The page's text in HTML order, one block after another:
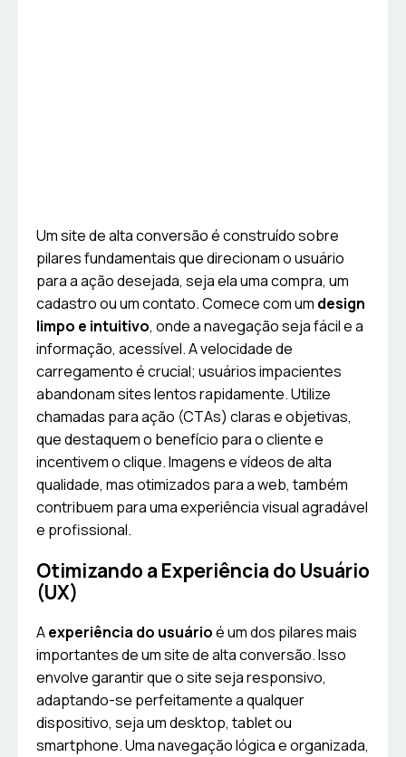
Um site de alta conversão é construído sobre
pilares fundamentais que direcionam o usuário
para a ação desejada, seja ela uma compra, um
cadastro ou um contato. Comece com um design
limpo e intuitivo, onde a navegação seja fácil e a
informação, acessível. A velocidade de
carregamento é crucial; usuários impacientes
abandonam sites lentos rapidamente. Utilize
chamadas para ação (CTAs) claras e objetivas,
que destaquem o benefício para o cliente e
incentivem o clique. Imagens e vídeos de alta
qualidade, mas otimizados para a web, também
contribuem para uma experiência visual agradável
e profissional.
Otimizando a Experiência do Usuário
(UX)
Aexperiência do usuárioé um dos pilares mais
importantes de um site de alta conversão. Isso
envolve garantir que o site seja responsivo,
adaptando-se perfeitamente a qualquer
dispositivo, seja um desktop, tablet ou
smartphone. Uma navegação lógica e organizada,